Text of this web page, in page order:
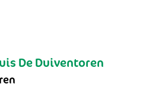
De Duiventoren